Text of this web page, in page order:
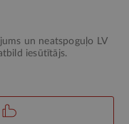
un neatspoguļo LV
iesūtītājs.